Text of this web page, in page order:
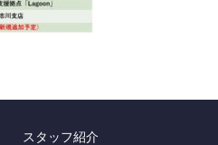
スタッフ紹介